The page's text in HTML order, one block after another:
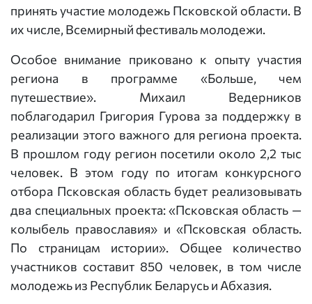
принять участие молодежь Псковской области. В
их числе, Всемирный фестиваль молодежи.
Особое внимание приковано к опыту участия
региона в программе «Больше, чем
путешествие». Михаил Ведерников
поблагодарил Григория Гурова за поддержку в
реализации этого важного для региона проекта.
В прошлом году регион посетили около 2,2 тыс
человек. В этом году по итогам конкурсного
отбора Псковская область будет реализовывать
два специальных проекта: «Псковская область —
колыбель православия» и «Псковская область.
По страницам истории». Общее количество
участников составит 850 человек, в том числе
молодежь из Республик Беларусь и Абхазия.